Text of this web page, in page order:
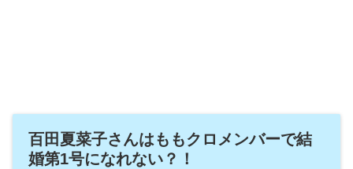
百田夏菜子さんはももクロメンバーで結
婚第1号になれない？！